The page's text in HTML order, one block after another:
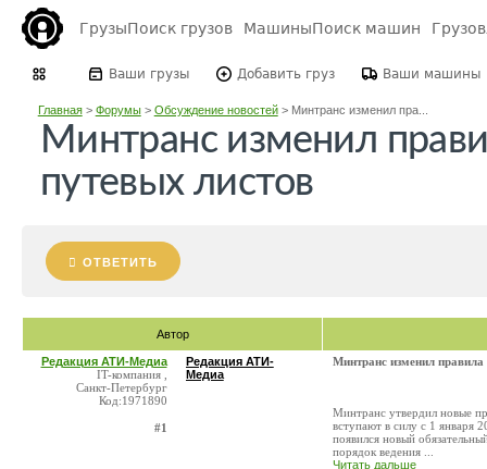
ГрузыПоиск грузов МашиныПоиск машин
Ваши грузы Добавить груз Ваши машины
Главная> Форумы> Обсуждение новостей> Минтранс изменил пра...
Минтранс изменил
путевых листов
ОТВЕТИТЬ
Автор
Редакция АТИ-Медиа
IT-компания ,
Санкт-Петербург
Код:1971890
#1
Редакция АТИ-
Медиа
Минтранс изменил
Минтранс утвердил новые
вступают в силу с 1 января
появился новый
порядок ведения ...
Читать дальше